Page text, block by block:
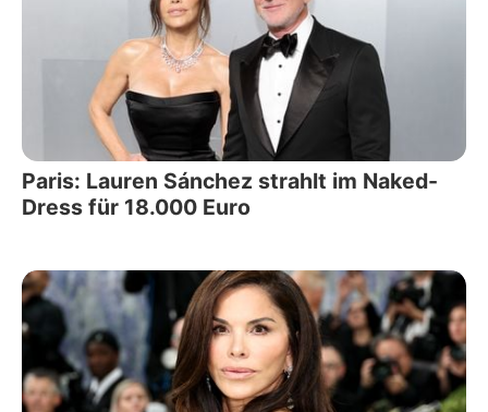
Paris: Lauren Sánchez strahlt im Naked-
Dress für 18.000 Euro